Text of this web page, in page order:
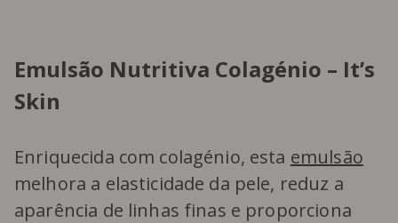
Emulsão Nutritiva Colagénio – It’s
Skin
Enriquecida com colagénio, esta emulsão
melhora a elasticidade da pele, reduz a
aparência de linhas finas e proporciona